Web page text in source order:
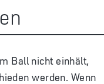
Ball nicht einhält,
werden. Wenn